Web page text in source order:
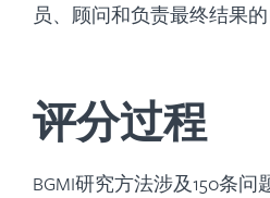
员、顾问和负责最终结果
评分过程
BGMI研究方法涉及150条